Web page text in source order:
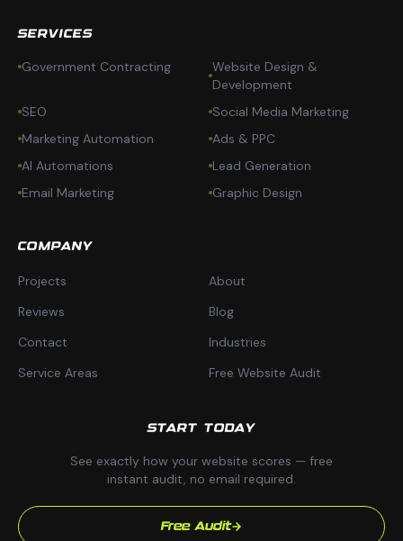
SERVICES
Government Contracting
Website Design &
Development
SEO
Social Media Marketing
Marketing Automation
Ads & PPC
AI Automations
Lead Generation
Email Marketing
Graphic Design
COMPANY
Projects
About
Reviews
Blog
Contact
Industries
Service Areas
Free Website Audit
START TODAY
See exactly how your website scores — free
instant audit, no email required.
Free Audit